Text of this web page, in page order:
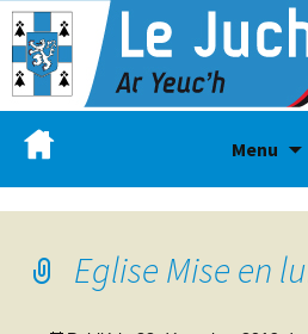
Menu
Eglise Mise en